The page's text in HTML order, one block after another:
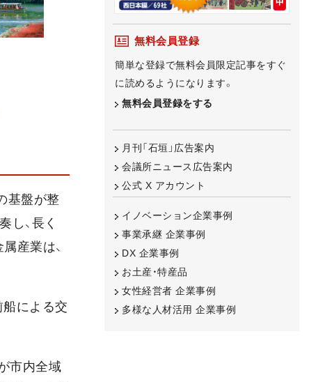
基盤が整
し、長く
産業は、
船による交
市内全域
無料会員登録
簡単な登録で無料会員限定記事をすぐ
に読めるようになります。
無料会員登録をする
月刊「石垣」広告案内
会議所ニュース広告案内
公式 X アカウント
イノベーション企業事例
事業承継 企業事例
DX 企業事例
お土産・特産品
女性経営者 企業事例
多様な人材活用 企業事例